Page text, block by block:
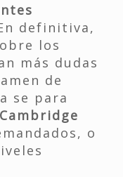
definitiva,
los
más dudas
de
se para
o